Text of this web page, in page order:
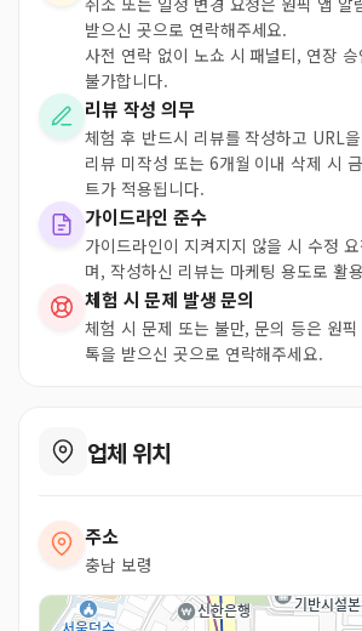
받으신 곳으로 연락해주세요.
사전 연락 없이 노쇼 시 패널티, 연장
불가합니다.
리뷰 작성 의무
체험 후 반드시 리뷰를 작성하고 URL
리뷰 미작성 또는 6개월 이내 삭제 시
트가 적용됩니다.
가이드라인 준수
가이드라인이 지켜지지 않을 시 수정
며, 작성하신 리뷰는 마케팅 용도로 활
체험 시 문제 발생 문의
체험 시 문제 또는 불만, 문의 등은 원
톡을 받으신 곳으로 연락해주세요.
업체 위치
주소
충남 보령